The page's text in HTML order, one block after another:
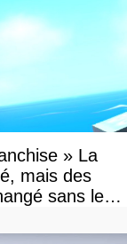
» La
mais des
sans le